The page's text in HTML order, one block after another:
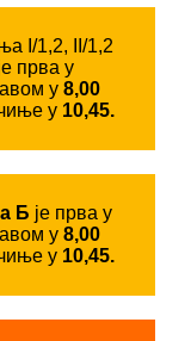
I/1,2, II/1,2
прва у
у 8,00
у 10,45.
Б је прва у
у 8,00
у 10,45.